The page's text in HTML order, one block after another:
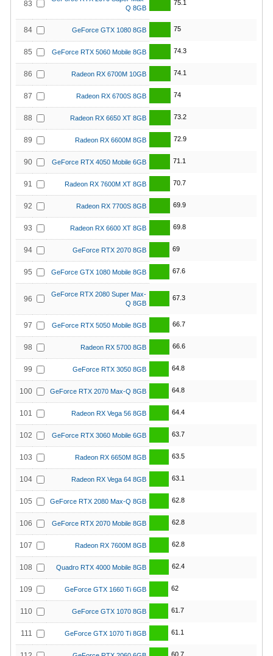
83
Q 8GB
75.1
84 GeForce GTX 1080 8GB 75
85 GeForce RTX 5060 Mobile 8GB 74.3
86 Radeon RX 6700M 10GB 74.1
87 Radeon RX 6700S 8GB 74
88 Radeon RX 6650 XT 8GB 73.2
89 Radeon RX 6600M 8GB 72.9
90 GeForce RTX 4050 Mobile 6GB 71.1
91 Radeon RX 7600M XT 8GB 70.7
92 Radeon RX 7700S 8GB 69.9
93 Radeon RX 6600 XT 8GB 69.8
94 GeForce RTX 2070 8GB 69
95 GeForce GTX 1080 Mobile 8GB 67.6
96
GeForce RTX 2080 Super Max-
Q 8GB
67.3
97 GeForce RTX 5050 Mobile 8GB 66.7
98 Radeon RX 5700 8GB 66.6
99 GeForce RTX 3050 8GB 64.8
100 GeForce RTX 2070 Max-Q 8GB 64.8
101 Radeon RX Vega 56 8GB 64.4
102 GeForce RTX 3060 Mobile 6GB 63.7
103 Radeon RX 6650M 8GB 63.5
104 Radeon RX Vega 64 8GB 63.1
105 GeForce RTX 2080 Max-Q 8GB 62.8
106 GeForce RTX 2070 Mobile 8GB 62.8
107 Radeon RX 7600M 8GB 62.8
108 Quadro RTX 4000 Mobile 8GB 62.4
109 GeForce GTX 1660 Ti 6GB 62
110 GeForce GTX 1070 8GB 61.7
111 GeForce GTX 1070 Ti 8GB 61.1
60.7